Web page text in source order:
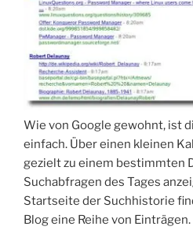
Wie von Google gewohnt, ist
einfach. Über einen kleinen
gezielt zu einem bestimmten
Suchabfragen des Tages
Startseite der Suchhistorie
Blog eine Reihe von Einträgen.